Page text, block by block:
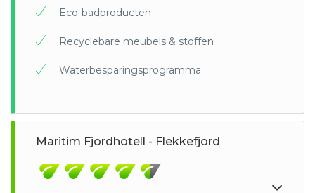
Eco-badproducten
Recyclebare meubels & stoffen
Waterbesparingsprogramma
Maritim Fjordhotell - Flekkefjord